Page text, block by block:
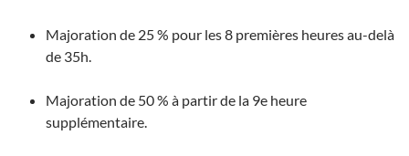
Majoration de 25 % pour les 8 premières heures au-delà
de 35h.
Majoration de 50 % à partir de la 9e heure
supplémentaire.